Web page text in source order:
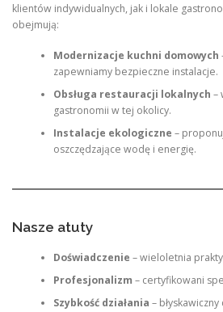
klientów indywidualnych, jak i lokale
obejmują:
Modernizacje kuchni domowych
zapewniamy bezpieczne instalacje.
Obsługa restauracji lokalnych –
gastronomii w tej okolicy.
Instalacje ekologiczne –
oszczędzające wodę i energię.
Nasze atuty
Doświadczenie – wieloletnia
Profesjonalizm – certyfikowani
Szybkość działania –